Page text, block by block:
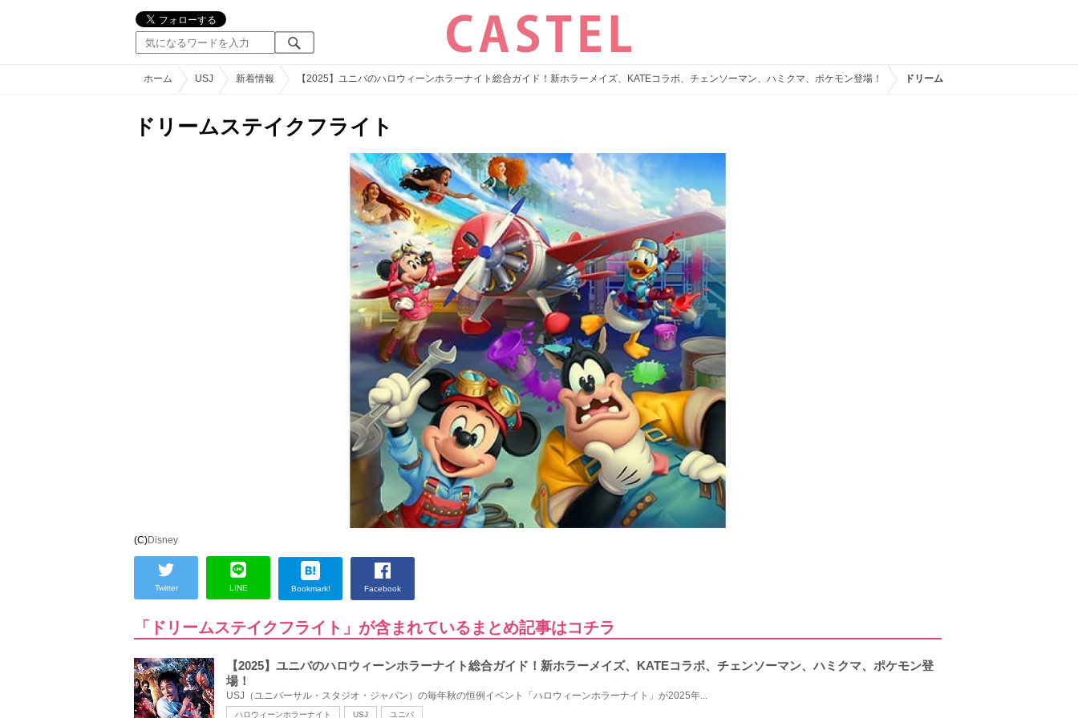
ホーム USJ 新着情報 【2025】ユニバのハロウィーンホラーナイト総合ガイド！新ホラーメイズ、KATEコラボ、チェンソーマン、ハミクマ、ポケモン登場！ ドリームステイクフライト
ドリームステイクフライト
(C)Disney
Twitter LINE Bookmark! Facebook
「ドリームステイクフライト」が含まれているまとめ記事はコチラ
【2025】ユニバのハロウィーンホラーナイト総合ガイド！新ホラーメイズ、KATEコラボ、チェンソーマン、ハミクマ、ポケモン登
場！
USJ（ユニバーサル・スタジオ・ジャパン）の毎年秋の恒例イベント「ハロウィーンホラーナイト」が2025年...
ハロウィーンホラーナイト USJ ユニバ